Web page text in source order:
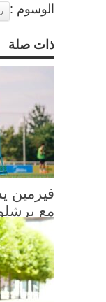
الوسوم :
ذات صلة
فيرمين
مع